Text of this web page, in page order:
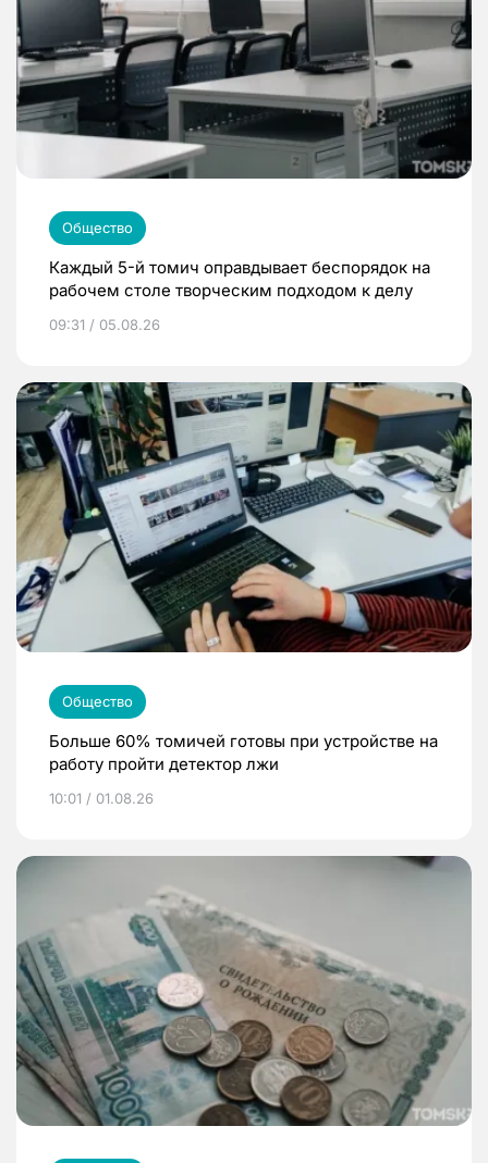
Общество
Каждый 5-й томич оправдывает беспорядок на
рабочем столе творческим подходом к делу
09:31 / 05.08.26
Общество
Больше 60% томичей готовы при устройстве на
работу пройти детектор лжи
10:01 / 01.08.26